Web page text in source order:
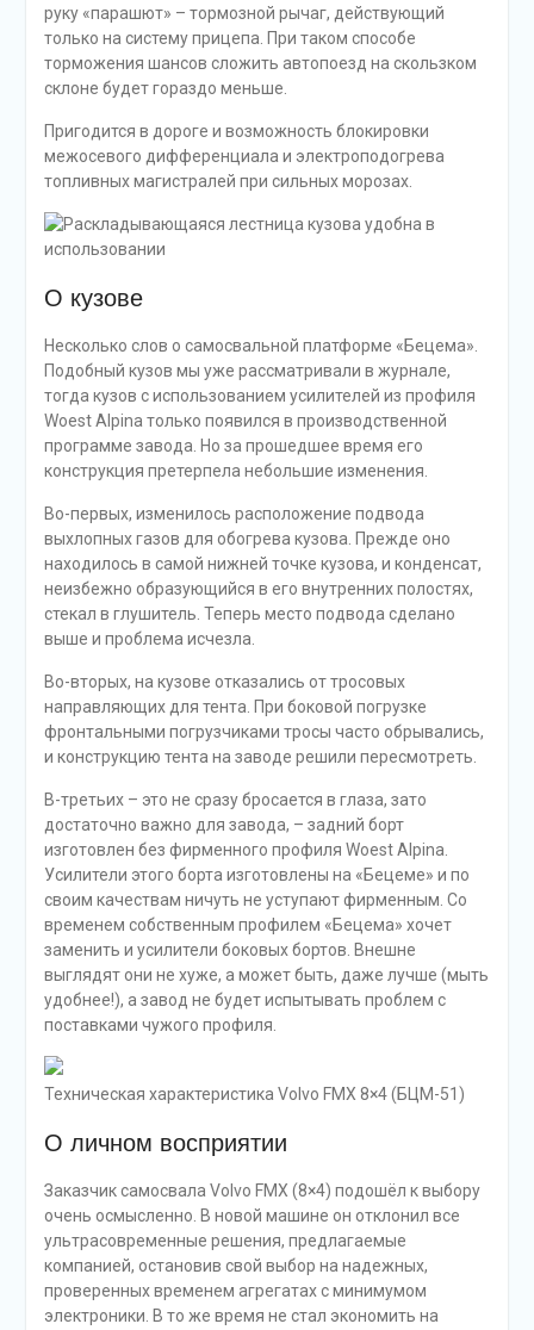
руку «парашют» – тормозной рычаг, действующий
только на систему прицепа. При таком способе
торможения шансов сложить автопоезд на скользком
склоне будет гораздо меньше.
Пригодится в дороге и возможность блокировки
межосевого дифференциала и электроподогрева
топливных магистралей при сильных морозах.
О кузове
Несколько слов о самосвальной платформе «Бецема».
Подобный кузов мы уже рассматривали в журнале,
тогда кузов с использованием усилителей из профиля
Woest Alpina только появился в производственной
программе завода. Но за прошедшее время его
конструкция претерпела небольшие изменения.
Во-первых, изменилось расположение подвода
выхлопных газов для обогрева кузова. Прежде оно
находилось в самой нижней точке кузова, и конденсат,
неизбежно образующийся в его внутренних полостях,
стекал в глушитель. Теперь место подвода сделано
выше и проблема исчезла.
Во-вторых, на кузове отказались от тросовых
направляющих для тента. При боковой погрузке
фронтальными погрузчиками тросы часто обрывались,
и конструкцию тента на заводе решили пересмотреть.
В-третьих – это не сразу бросается в глаза, зато
достаточно важно для завода, – задний борт
изготовлен без фирменного профиля Woest Alpina.
Усилители этого борта изготовлены на «Бецеме» и по
своим качествам ничуть не уступают фирменным. Со
временем собственным профилем «Бецема» хочет
заменить и усилители боковых бортов. Внешне
выглядят они не хуже, а может быть, даже лучше (мыть
удобнее!), а завод не будет испытывать проблем с
поставками чужого профиля.
Техническая характеристика Volvo FMX 8×4 (БЦМ-51)
О личном восприятии
Заказчик самосвала Volvo FMX (8×4) подошёл к выбору
очень осмысленно. В новой машине он отклонил все
ультрасовременные решения, предлагаемые
компанией, остановив свой выбор на надежных,
проверенных временем агрегатах с минимумом
электроники. В то же время не стал экономить на